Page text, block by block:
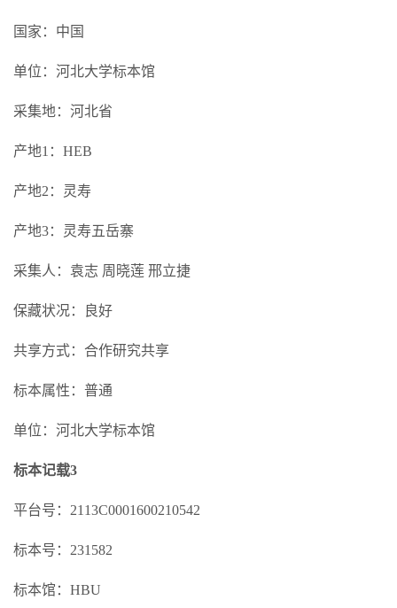
国家：中国
单位：河北大学标本馆
采集地：河北省
产地1：HEB
产地2：灵寿
产地3：灵寿五岳寨
采集人：袁志 周晓莲 邢立捷
保藏状况：良好
共享方式：合作研究共享
标本属性：普通
单位：河北大学标本馆
标本记载3
平台号：2113C0001600210542
标本号：231582
标本馆：HBU